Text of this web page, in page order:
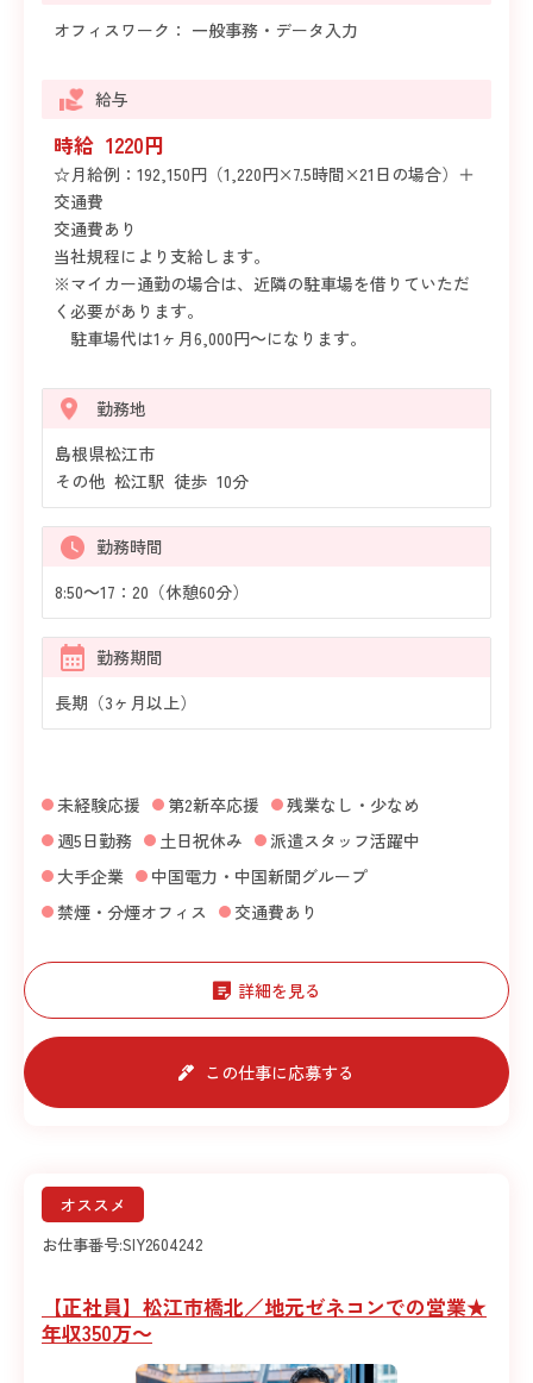
オフィスワーク： 一般事務・データ入力
給与
時給 1220円
☆月給例：192,150円（1,220円×7.5時間×21日の場合）＋
交通費
交通費あり
当社規程により支給します。
※マイカー通勤の場合は、近隣の駐車場を借りていただ
く必要があります。
駐車場代は1ヶ月6,000円～になります。
勤務地
島根県松江市
その他 松江駅 徒歩 10分
勤務時間
8:50～17：20（休憩60分）
勤務期間
長期（3ヶ月以上）
未経験応援 第2新卒応援
残業なし・少なめ
週5日勤務
土日祝休み
派遣スタッフ活躍中
大手企業
中国電力・中国新聞グループ
禁煙・分煙オフィス
交通費あり
詳細を見る
この仕事に応募する
オススメ
お仕事番号:SIY2604242
【正社員】松江市橋北／地元ゼネコンでの営業★
年収350万～